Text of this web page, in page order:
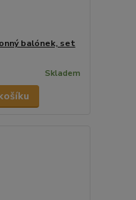
balónek, set
Skladem